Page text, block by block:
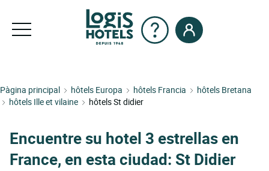
Pàgina principal hôtels Europa hôtels Francia
hôtels Bretana
hôtels Ille et vilaine
hôtels St didier
Encuentre su hotel 3 estrellas en
France, en esta ciudad: St Didier